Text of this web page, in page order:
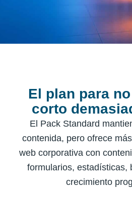
El plan para
corto
El Pack Standard
contenida, pero ofrece
web corporativa con
formularios, estadísticas,
crecimiento